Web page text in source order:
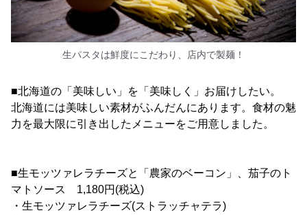
生パスタは鮮度にこだわり、店内で製麺！
■北海道の「美味しい」を「美味しく」お届けしたい。
北海道には美味しい素材がふんだんにあります。食材の魅
力を最大限に引き出したメニューをご用意しました。
■生モッツァレラチーズと「農家のベーコン」、茄子のト
マトソース 1,180円(税込)
・生モッツァレラチーズ(ストラッチャテラ)